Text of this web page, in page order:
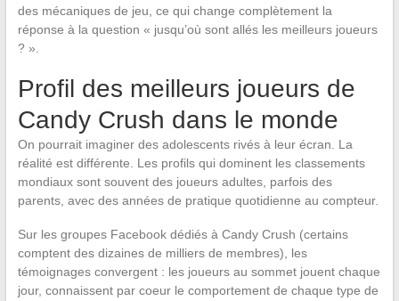
des mécaniques de jeu, ce qui change complètement la
réponse à la question « jusqu’où sont allés les meilleurs joueurs
? ».
Profil des meilleurs joueurs de
Candy Crush dans le monde
On pourrait imaginer des adolescents rivés à leur écran. La
réalité est différente. Les profils qui dominent les classements
mondiaux sont souvent des joueurs adultes, parfois des
parents, avec des années de pratique quotidienne au compteur.
Sur les groupes Facebook dédiés à Candy Crush (certains
comptent des dizaines de milliers de membres), les
témoignages convergent : les joueurs au sommet jouent chaque
jour, connaissent par coeur le comportement de chaque type de